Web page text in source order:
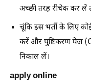
अच्छी तरह रीचेक कर लें
चूंकि इस भर्ती के लिए
करें और पुष्टिकरण पेज
निकाल लें।
apply online